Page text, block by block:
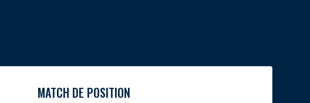
MATCH DE POSITION